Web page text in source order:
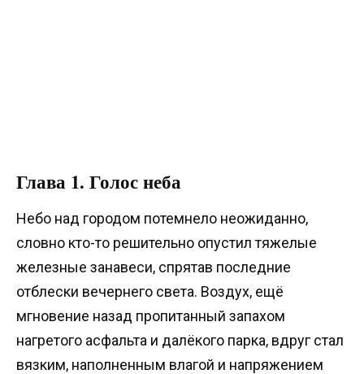
Глава 1. Голос неба
Небо над городом потемнело неожиданно,
словно кто-то решительно опустил тяжелые
железные занавеси, спрятав последние
отблески вечернего света. Воздух, ещё
мгновение назад пропитанный запахом
нагретого асфальта и далёкого парка, вдруг стал
вязким, наполненным влагой и напряжением